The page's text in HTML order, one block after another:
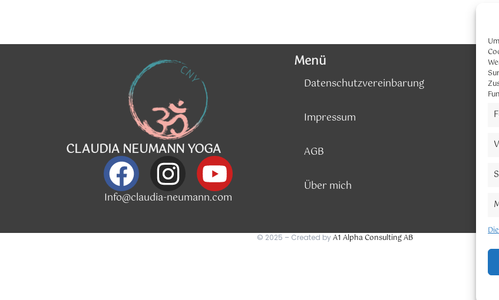
CLAUDIA NEUMANN YOGA
Info@claudia-neumann.com
Menü
Datenschutzvereinbarung
Impressum
AGB
Über mich
© 2025 – Created byA1 Alpha Consulting AB